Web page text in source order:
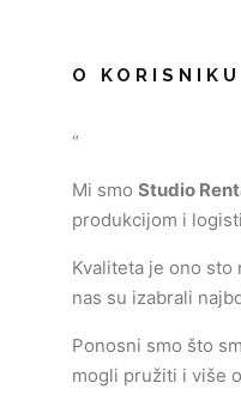
O KORISNIKU
“
Mi smo Studio
produkcijom i
Kvaliteta je ono
nas su izabrali
Ponosni smo što
mogli pružiti i više